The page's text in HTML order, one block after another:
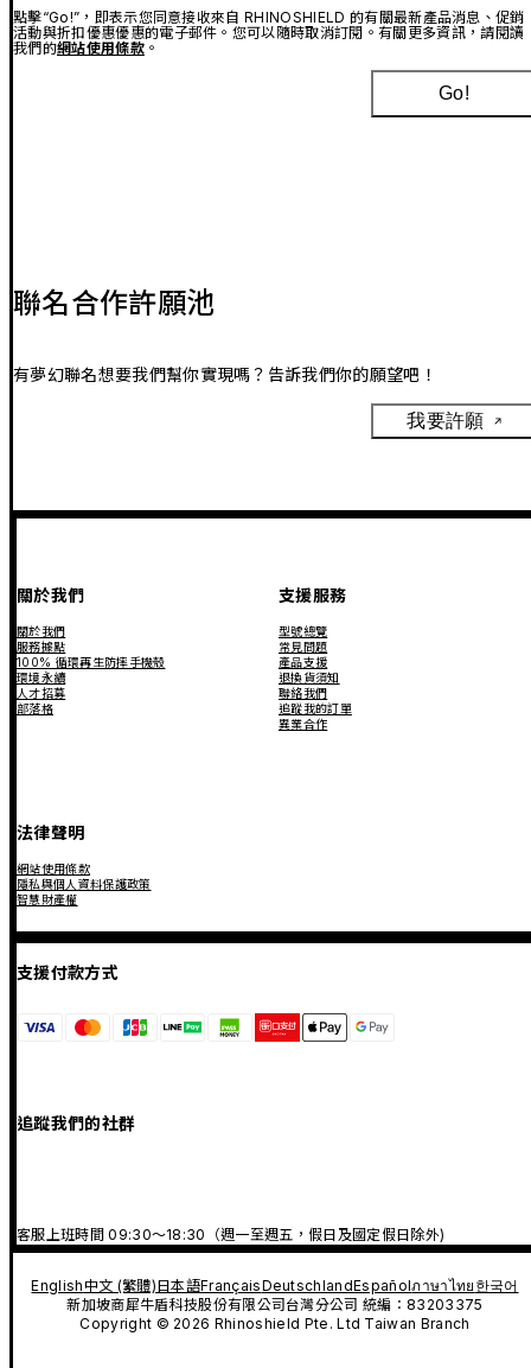
點擊“Go!”，即表示您同意接收來自 RHINOSHIELD 的有關最新產品消息、促銷
活動與折扣優惠優惠的電子郵件。您可以隨時取消訂閱。有關更多資訊，請閱讀
我們的網站使用條款。
Go!
聯名合作許願池
有夢幻聯名想要我們幫你實現嗎？告訴我們你的願望吧！
我要許願
關於我們
關於我們
服務據點
100% 循環再生防摔手機殼
環境永續
人才招募
部落格
支援服務
型號總覽
常見問題
產品支援
退換貨須知
聯絡我們
追蹤我的訂單
異業合作
法律聲明
網站使用條款
隱私與個人資料保護政策
智慧財產權
支援付款方式
追蹤我們的社群
客服上班時間 09:30～18:30（週一至週五，假日及國定假日除外)
English中文 (繁體)日本語FrançaisDeutschlandEspañolภาษาไทย 한국어
新加坡商犀牛盾科技股份有限公司台灣分公司 統編：83203375
Copyright © 2026 Rhinoshield Pte. Ltd Taiwan Branch